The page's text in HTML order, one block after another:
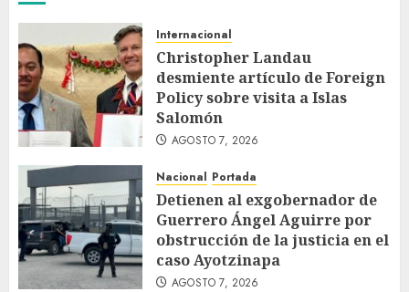
Internacional
Christopher Landau
desmiente artículo de Foreign
Policy sobre visita a Islas
Salomón
AGOSTO 7, 2026
Nacional Portada
Detienen al exgobernador de
Guerrero Ángel Aguirre por
obstrucción de la justicia en el
caso Ayotzinapa
AGOSTO 7, 2026